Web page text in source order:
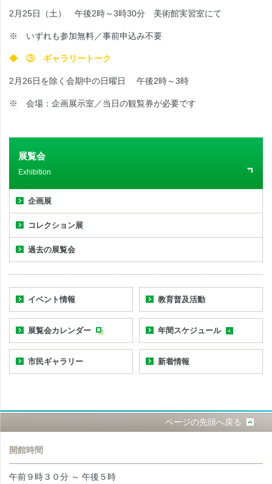
2月25日（土） 午後2時～3時30分 美術館実習室にて
※ いずれも参加無料／事前申込み不要
◆ ③ ギャラリートーク
2月26日を除く会期中の日曜日 午後2時～3時
※ 会場：企画展示室／当日の観覧券が必要です
展覧会
Exhibition
企画展
コレクション展
過去の展覧会
イベント情報 教育普及活動
展覧会カレンダー 年間スケジュール
市民ギャラリー 新着情報
ページの先頭へ戻る
開館時間
午前９時３０分 ～ 午後５時